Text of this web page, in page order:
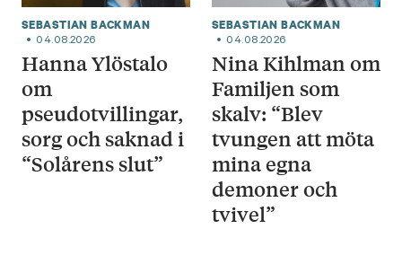
SEBASTIAN BACKMAN
04.08.2026
Hanna Ylöstalo
om
pseudotvillingar,
sorg och saknad i
“Solårens slut”
SEBASTIAN BACKMAN
04.08.2026
Nina Kihlman om
Familjen som
skalv: “Blev
tvungen att möta
mina egna
demoner och
tvivel”